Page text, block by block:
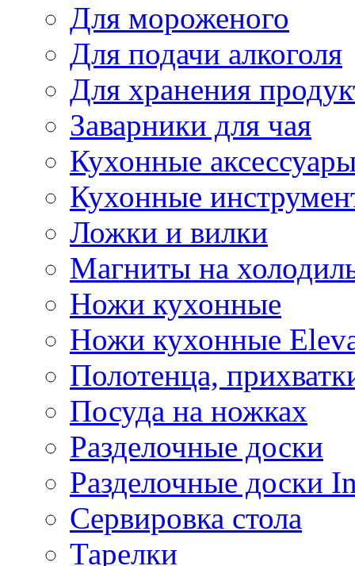
Для мороженого
Для подачи алкоголя
Для хранения
Заварники для чая
Кухонные
Кухонные
Ложки и вилки
Магниты на
Ножи кухонные
Ножи кухонные
Полотенца,
Посуда на ножках
Разделочные доски
Разделочные доски
Сервировка стола
Тарелки